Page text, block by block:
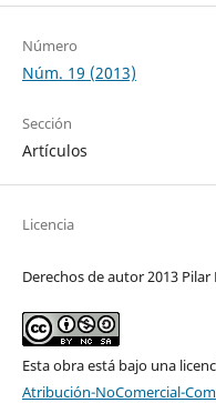
Número
Núm. 19 (2013)
Sección
Artículos
Licencia
Derechos de autor 2013
Esta obra está bajo una
Atribución-NoComercial-